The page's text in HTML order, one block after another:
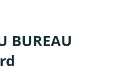
BUREAU